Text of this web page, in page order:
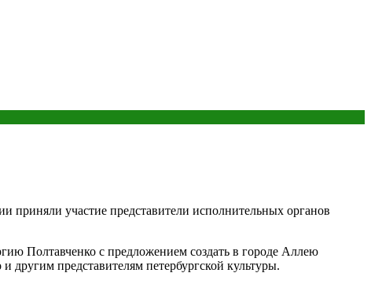
участие представители исполнительных органов
Полтавченко с предложением создать в городе Аллею
другим представителям петербургской культуры.